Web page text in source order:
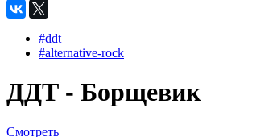
#ddt
#alternative-rock
ДДТ - Борщевик
Смотреть